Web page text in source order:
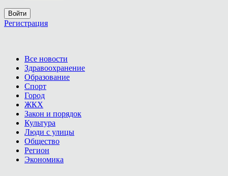
Войти
Регистрация
Все новости
Здравоохранение
Образование
Спорт
Город
ЖКХ
Закон и порядок
Культура
Люди с улицы
Общество
Регион
Экономика